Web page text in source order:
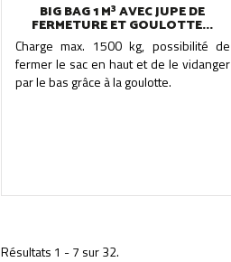
BIG BAG 1 M³ AVEC JUPE DE
FERMETURE ET GOULOTTE...
Charge max. 1500 kg, possibilité de
fermer le sac en haut et de le vidanger
par le bas grâce à la goulotte.
Résultats 1 - 7 sur 32.